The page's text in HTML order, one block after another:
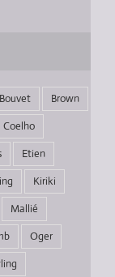
Bouvet
Brown
Coelho
Etien
Kiriki
Mallié
Oger